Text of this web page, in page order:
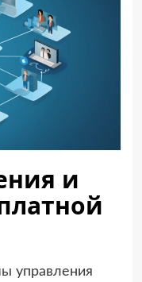
и
управления